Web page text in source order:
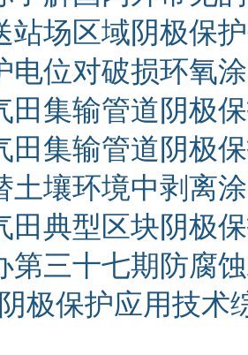
站场区域阴极保
电位对破损环氧
田集输管道阴极
田集输管道阴极
土壤环境中剥离
田典型区块阴极
第三十七期防腐
极保护应用技术